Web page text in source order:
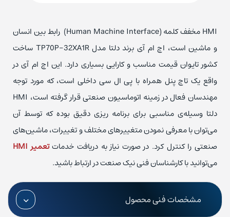
HMI مخفف کلمه (Human Machine Interface) رابط بین انسان
و ماشین است، اچ ام آی برند دلتا مدل TP70P-32XA1R ساخت
کشور تایوان قیمت مناسب و کارایی بسیاری دارد. این اچ ام آی در
واقع یک تاچ پنل همراه با پی ال سی داخلی است، که مورد توجه
مهندسان فعال در زمینه اتوماسیون صنعتی قرار گرفته است، HMI
دلتا وسیله‌ی مناسبی برای برنامه ریزی دقیق بوده که توسط آن
می‌توان با معرفی نمودن متغییر‌های مختلف و تغییرات، ماشین‌های
صنعتی را کنترل کرد. در صورت نیاز به دریافت خدماتتعمیر HMI
می‌توانید با کارشناسان فنی نیک صنعت در ارتباط باشید.
مشخصات فنی محصول